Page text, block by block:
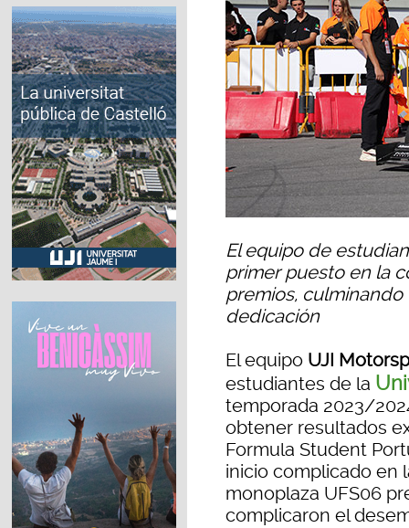
El equipo de
primer puesto en la
premios,
dedicación
El equipo UJI
estudiantes de la
temporada 2023/
obtener resultados
Formula Student
inicio complicado en
monoplaza UFS06
complicaron el